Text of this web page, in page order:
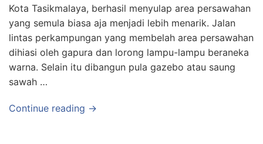
Kota Tasikmalaya, berhasil menyulap area persawahan
yang semula biasa aja menjadi lebih menarik. Jalan
lintas perkampungan yang membelah area persawahan
dihiasi oleh gapura dan lorong lampu-lampu beraneka
warna. Selain itu dibangun pula gazebo atau saung
sawah …
Continue reading →